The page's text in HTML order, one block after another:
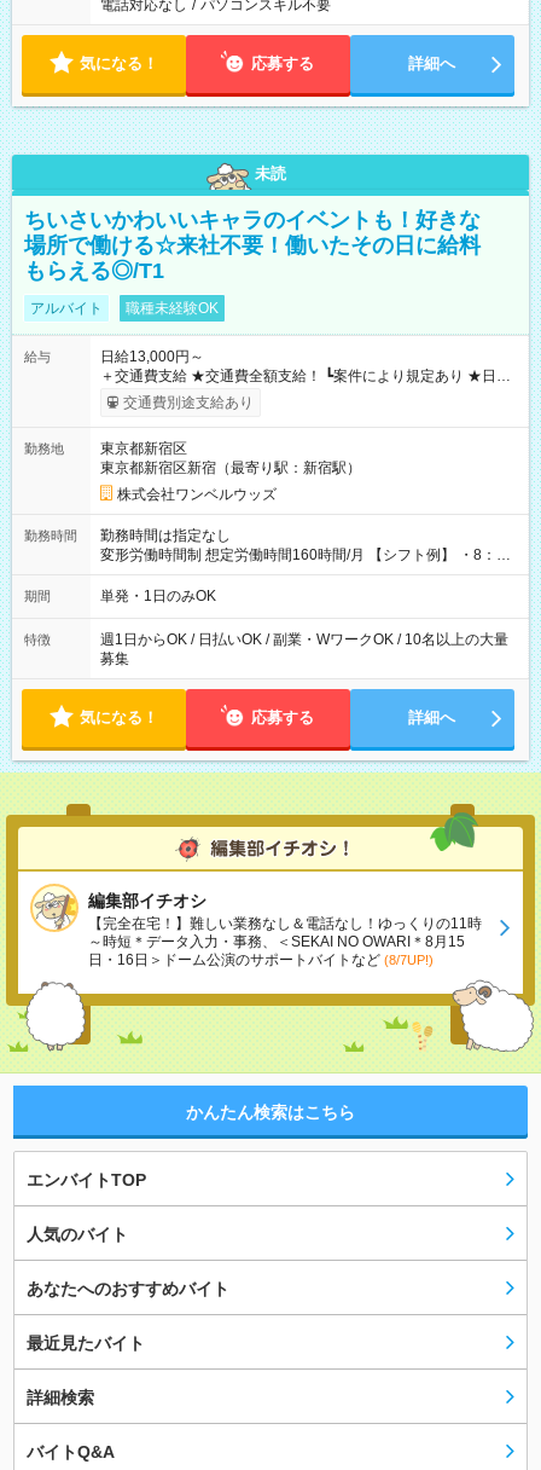
電話対応なし / パソコンスキル不要
気になる！ 応募する 詳細へ
未読
ちいさいかわいいキャラのイベントも！好きな
場所で働ける☆来社不要！働いたその日に給料
もらえる◎/T1
アルバイト 職種未経験OK
給与
日給13,000円～
＋交通費支給 ★交通費全額支給！ ┗案件により規定あり ★日払
いOK！（規定あり） ┗働いたその日に現金GET♪ お仕事後はコ
ンビニATMから 日払い分を引き落とせます！ 【試用期間】試
交通費別途支給あり
勤務地
東京都新宿区
東京都新宿区新宿（最寄り駅：新宿駅）
株式会社ワンベルウッズ
勤務時間
勤務時間は指定なし
変形労働時間制 想定労働時間160時間/月 【シフト例】 ・8：00
～21：00
期間 単発・1日のみOK
特徴
週1日からOK / 日払いOK / 副業・WワークOK / 10名以上の大量
募集
気になる！ 応募する 詳細へ
編集部イチオシ
【完全在宅！】難しい業務なし＆電話なし！ゆっくりの11時
～時短＊データ入力・事務、＜SEKAI NO OWARI＊8月15
日・16日＞ドーム公演のサポートバイトなど (8/7UP!)
かんたん検索はこちら
エンバイトTOP
人気のバイト
あなたへのおすすめバイト
最近見たバイト
詳細検索
バイトQ&A